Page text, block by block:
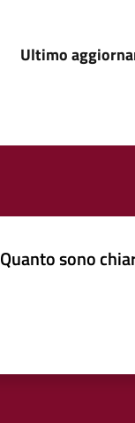
Ultimo
Quanto sono